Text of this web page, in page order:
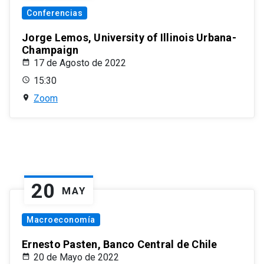
Conferencias
Jorge Lemos, University of Illinois Urbana-
Champaign
17 de Agosto de 2022
15:30
Zoom
20 MAY
Macroeconomía
Ernesto Pasten, Banco Central de Chile
20 de Mayo de 2022